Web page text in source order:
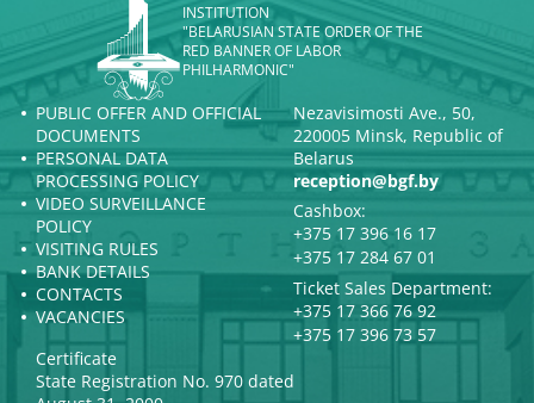
INSTITUTION
"BELARUSIAN STATE ORDER OF THE
RED BANNER OF LABOR
PHILHARMONIC"
PUBLIC OFFER AND OFFICIAL
DOCUMENTS
PERSONAL DATA
PROCESSING POLICY
VIDEO SURVEILLANCE
POLICY
VISITING RULES
BANK DETAILS
CONTACTS
VACANCIES
Nezavisimosti Ave., 50,
220005 Minsk, Republic of
Belarus
reception@bgf.by
Cashbox:
+375 17 396 16 17
+375 17 284 67 01
Ticket Sales Department:
+375 17 366 76 92
+375 17 396 73 57
Certificate
State Registration No. 970 dated